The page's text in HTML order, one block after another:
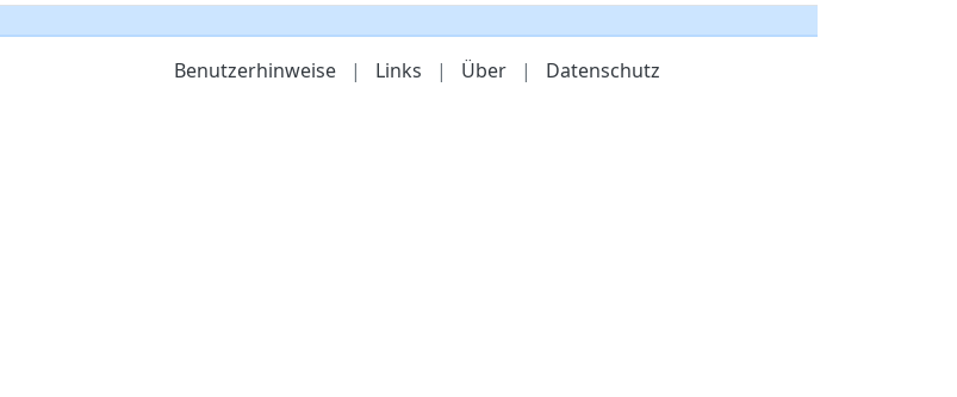
Benutzerhinweise | Links | Über | Datenschutz